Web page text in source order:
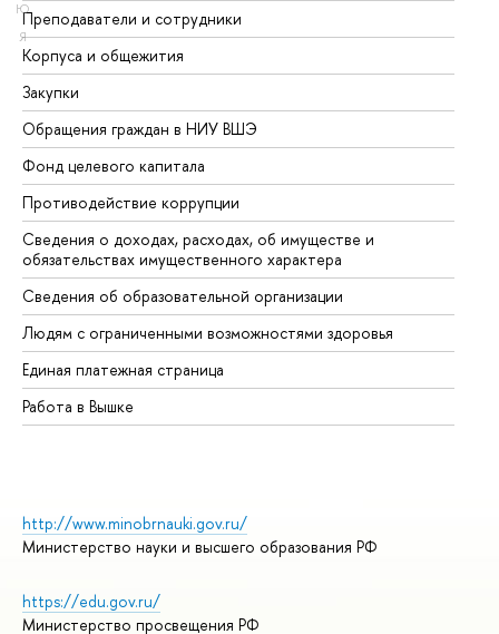
Ю
Я
Преподаватели и сотрудники
Корпуса и общежития
Закупки
Обращения граждан в НИУ ВШЭ
Фонд целевого капитала
Противодействие коррупции
Сведения о доходах, расходах, об имуществе и
обязательствах имущественного характера
Сведения об образовательной организации
Людям с ограниченными возможностями здоровья
Единая платежная страница
Работа в Вышке
http://www.minobrnauki.gov.ru/
Министерство науки и высшего образования РФ
https://edu.gov.ru/
Министерство просвещения РФ